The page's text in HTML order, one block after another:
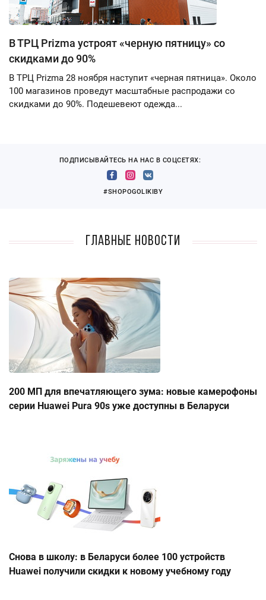
В ТРЦ Prizma устроят «черную пятницу» со
скидками до 90%
В ТРЦ Prizma 28 ноября наступит «черная пятница». Около
100 магазинов проведут масштабные распродажи со
скидками до 90%. Подешевеют одежда...
ПОДПИСЫВАЙТЕСЬ НА НАС В СОЦСЕТЯХ:
#SHOPOGOLIKIBY
Главные новости
200 МП для впечатляющего зума: новые камерофоны
серии Huawei Pura 90s уже доступны в Беларуси
Снова в школу: в Беларуси более 100 устройств
Huawei получили скидки к новому учебному году